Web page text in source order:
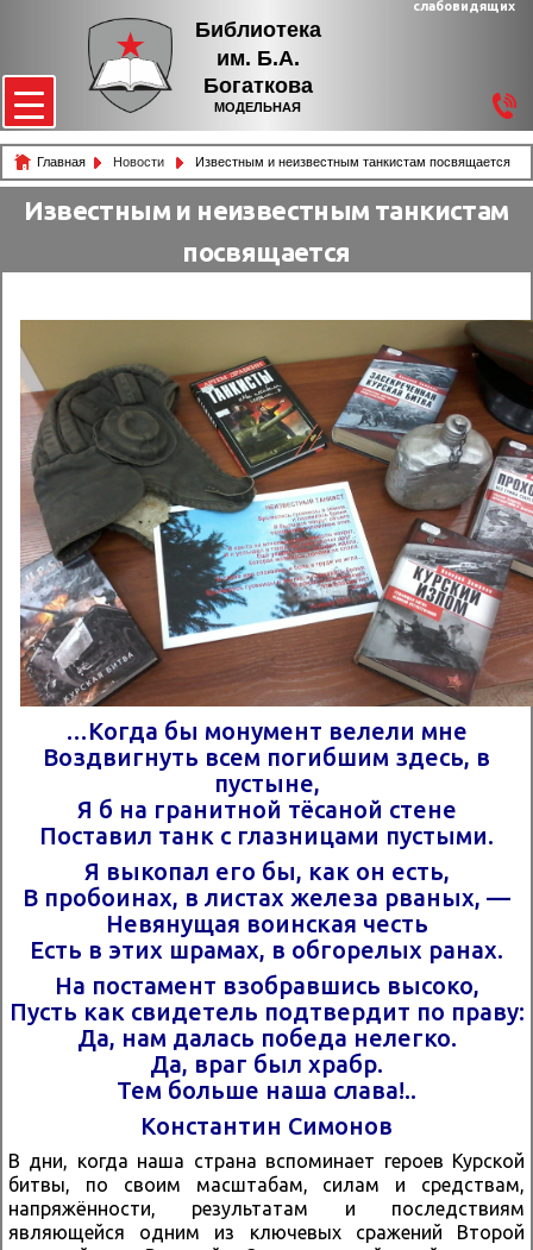
Библиотека
им. Б.А.
Богаткова
МОДЕЛЬНАЯ
слабовидящих
Главная Новости Известным и неизвестным танкистам посвящается
Известным и неизвестным танкистам
посвящается
…Когда бы монумент велели мне
Воздвигнуть всем погибшим здесь, в
пустыне,
Я б на гранитной тёсаной стене
Поставил танк с глазницами пустыми.
Я выкопал его бы, как он есть,
В пробоинах, в листах железа рваных, —
Невянущая воинская честь
Есть в этих шрамах, в обгорелых ранах.
На постамент взобравшись высоко,
Пусть как свидетель подтвердит по праву:
Да, нам далась победа нелегко.
Да, враг был храбр.
Тем больше наша слава!..
Константин Симонов
В дни, когда наша страна вспоминает героев Курской
битвы, по своим масштабам, силам и средствам,
напряжённости, результатам и последствиям
являющейся одним из ключевых сражений Второй